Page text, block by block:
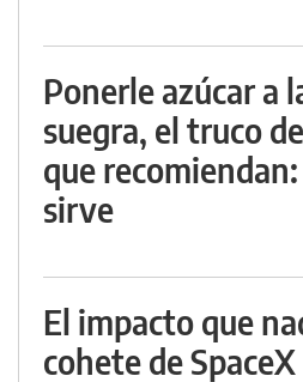
Ponerle azúcar a
suegra, el truco
que
sirve
El impacto que
cohete de